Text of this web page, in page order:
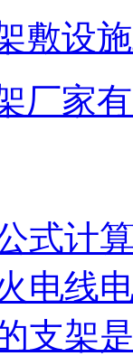
敷设
厂家
式计
电线
支架